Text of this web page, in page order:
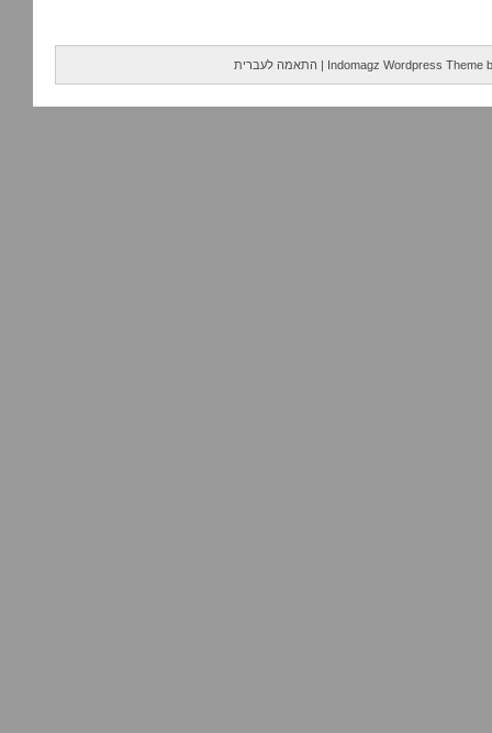
Indomagz Wordpress Theme
| התאמה לעברית